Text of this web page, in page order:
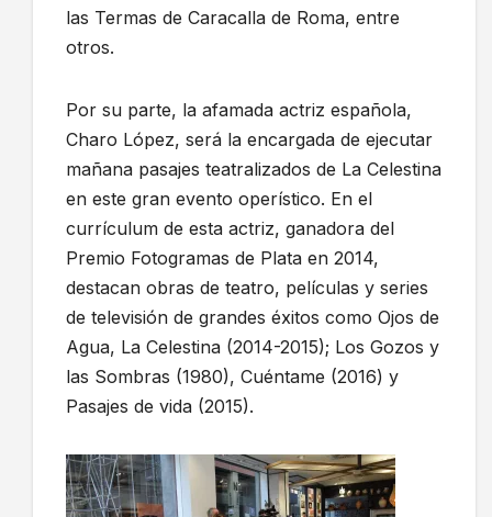
las Termas de Caracalla de Roma, entre
otros.
Por su parte, la afamada actriz española,
Charo López, será la encargada de ejecutar
mañana pasajes teatralizados de La Celestina
en este gran evento operístico. En el
currículum de esta actriz, ganadora del
Premio Fotogramas de Plata en 2014,
destacan obras de teatro, películas y series
de televisión de grandes éxitos como Ojos de
Agua, La Celestina (2014-2015); Los Gozos y
las Sombras (1980), Cuéntame (2016) y
Pasajes de vida (2015).